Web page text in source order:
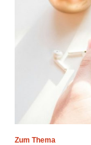
Zum Thema